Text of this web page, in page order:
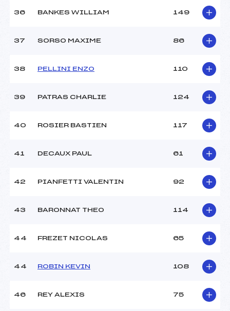
36 BANKES WILLIAM 149
37 SORSO MAXIME 86
38 PELLINI ENZO 110
39 PATRAS CHARLIE 124
40 ROSIER BASTIEN 117
41 DECAUX PAUL 61
42 PIANFETTI VALENTIN 92
43 BARONNAT THEO 114
44 FREZET NICOLAS 65
44 ROBIN KEVIN 108
46 REY ALEXIS 75